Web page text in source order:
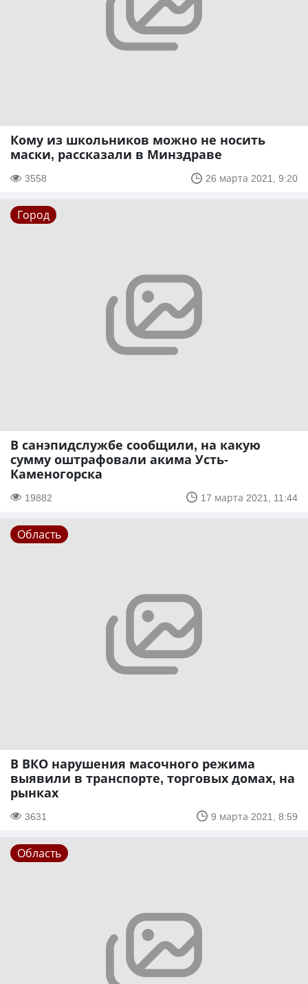
Кому из школьников можно не носить
маски, рассказали в Минздраве
3558 26 марта 2021, 9:20
Город
В санэпидслужбе сообщили, на какую
сумму оштрафовали акима Усть-
Каменогорска
19882 17 марта 2021, 11:44
Область
В ВКО нарушения масочного режима
выявили в транспорте, торговых домах, на
рынках
3631 9 марта 2021, 8:59
Область